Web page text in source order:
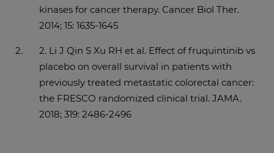
kinases for cancer therapy. Cancer Biol Ther.
2014; 15: 1635-1645
2. Li J Qin S Xu RH et al. Effect of fruquintinib vs
placebo on overall survival in patients with
previously treated metastatic colorectal cancer:
the FRESCO randomized clinical trial. JAMA.
2018; 319: 2486-2496